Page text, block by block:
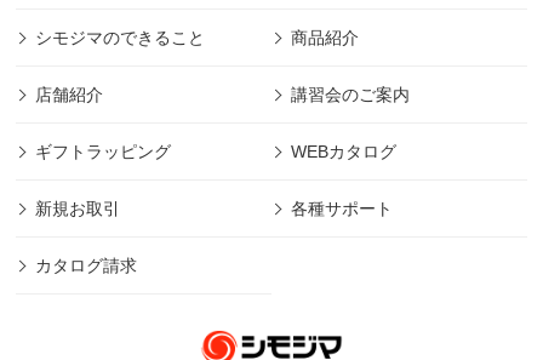
シモジマのできること 商品紹介
店舗紹介 講習会のご案内
ギフトラッピング WEBカタログ
新規お取引 各種サポート
カタログ請求